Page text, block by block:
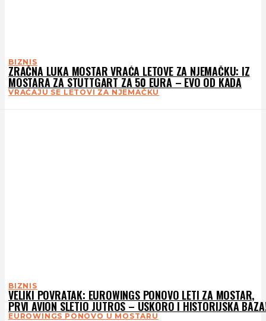
BIZNIS
ZRAČNA LUKA MOSTAR VRAĆA LETOVE ZA NJEMAČKU: IZ
MOSTARA ZA STUTTGART ZA 50 EURA – EVO OD KADA
VRAĆAJU SE LETOVI ZA NJEMAČKU
BIZNIS
VELIKI POVRATAK: EUROWINGS PONOVO LETI ZA MOSTAR,
PRVI AVION SLETIO JUTROS – USKORO I HISTORIJSKA
EUROWINGS PONOVO U MOSTARU